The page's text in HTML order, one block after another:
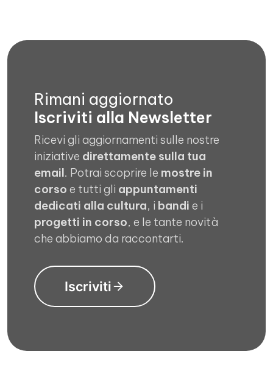
Rimani aggiornato
Iscriviti alla Newsletter
Ricevi gli aggiornamenti sulle nostre
iniziative direttamente sulla tua
email. Potrai scoprire le mostre in
corso e tutti gli appuntamenti
dedicati alla cultura, i bandi e i
progetti in corso, e le tante novità
che abbiamo da raccontarti.
Iscriviti